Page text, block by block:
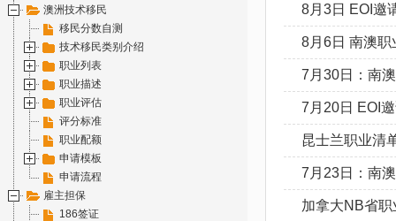
澳洲技术移民
移民分数自测
技术移民类别介绍
职业列表
职业描述
职业评估
评分标准
职业配额
申请模板
申请流程
雇主担保
186签证
8月3日 EOI邀
8月6日 南澳职
7月30日：南
7月20日 EOI
昆士兰职业清
7月23日：南
加拿大NB省